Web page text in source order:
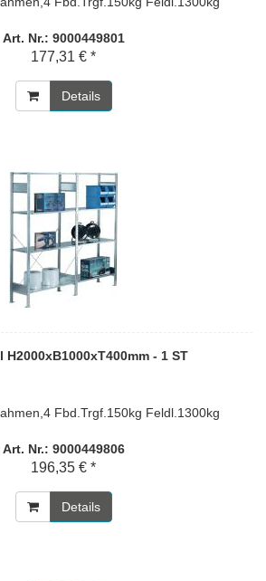
Art. Nr.: 9000449801
177,31 € *
Details
H2000xB1000xT400mm - 1 ST
Fbd.Trgf.150kg Feldl.1300kg
Art. Nr.: 9000449806
196,35 € *
Details